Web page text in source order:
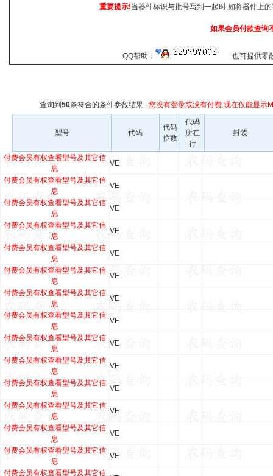
重要提示!当器件标识与批号写到一起时,如将器件上
如果会员付款查询
QQ帮助： 也可提供零
查询到 50条符合的条件参数结果 您没有登录或没有付费,现在仅能显示
型号 代码
代码
位数
代码
所在
行
封装
付费会员有权查看型号及其它信
息
VE
付费会员有权查看型号及其它信
息
VE
付费会员有权查看型号及其它信
息
VE
付费会员有权查看型号及其它信
息
VE
付费会员有权查看型号及其它信
息
VE
付费会员有权查看型号及其它信
息
VE
付费会员有权查看型号及其它信
息
VE
付费会员有权查看型号及其它信
息
VE
付费会员有权查看型号及其它信
息
VE
付费会员有权查看型号及其它信
息
VE
付费会员有权查看型号及其它信
息
VE
付费会员有权查看型号及其它信
息
VE
付费会员有权查看型号及其它信
息
VE
付费会员有权查看型号及其它信
息
VE
付费会员有权查看型号及其它信